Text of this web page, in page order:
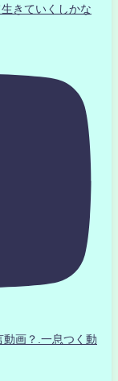
きていくしかな
画？.一息つく動